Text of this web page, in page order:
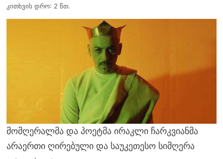
კითხვის დრო: 2 წთ.
მომღერალმა და პოეტმა ირაკლი ჩარკვიანმა
არაერთი ღირებული და საუკეთესო სიმღერა